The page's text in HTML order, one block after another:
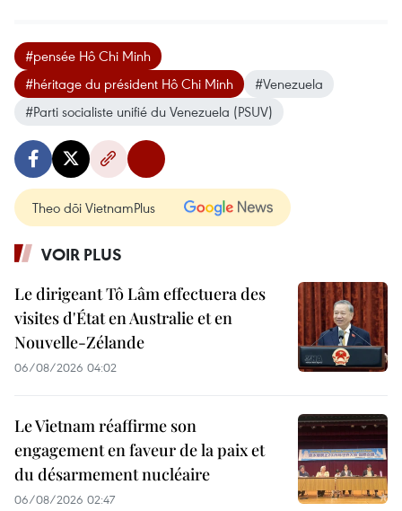
#pensée Hô Chi Minh
#héritage du président Hô Chi Minh
#Venezuela
#Parti socialiste unifié du Venezuela (PSUV)
Theo dõi VietnamPlus
VOIR PLUS
Le dirigeant Tô Lâm effectuera des
visites d'État en Australie et en
Nouvelle-Zélande
06/08/2026 04:02
Le Vietnam réaffirme son
engagement en faveur de la paix et
du désarmement nucléaire
06/08/2026 02:47